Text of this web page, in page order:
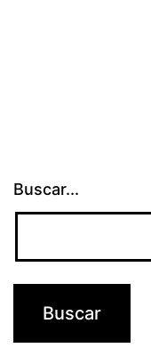
Buscar...